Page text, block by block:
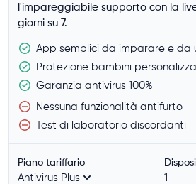
almeno 10 dispositivi
Funzioni di protezione
Scansione manuale
Protezione in tempo reale
Protezione dal tracciamento
Protezione dell'identità
l'impareggiabile supporto con la
giorni su 7.
App semplici da imparare e da
Protezione bambini
Garanzia antivirus 100%
Nessuna funzionalità antifurto
Test di laboratorio discordanti
Piano tariffario
Antivirus Plus 1